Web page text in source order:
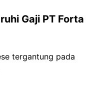
Gaji PT Forta
tergantung pada